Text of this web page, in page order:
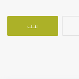
البحث